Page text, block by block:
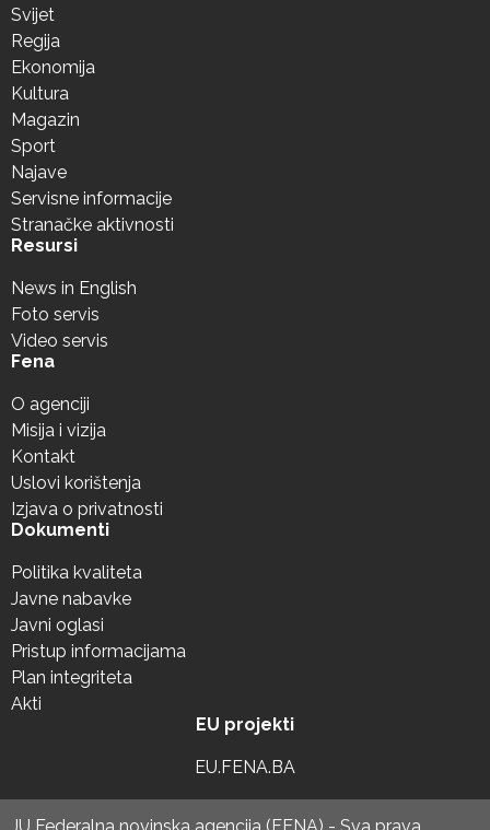
Svijet
Regija
Ekonomija
Kultura
Magazin
Sport
Najave
Servisne informacije
Stranačke aktivnosti
Resursi
News in English
Foto servis
Video servis
Fena
O agenciji
Misija i vizija
Kontakt
Uslovi korištenja
Izjava o privatnosti
Dokumenti
Politika kvaliteta
Javne nabavke
Javni oglasi
Pristup informacijama
Plan integriteta
Akti
EU projekti
EU.FENA.BA